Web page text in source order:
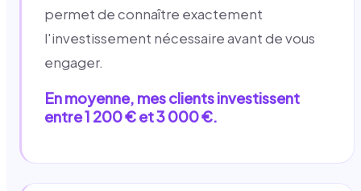
permet de connaître exactement
l'investissement nécessaire avant de vous
engager.
En moyenne, mes clients investissent
entre 1 200 € et 3 000 €.